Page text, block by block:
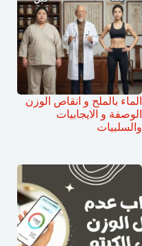
الماء بالملح و انقاص الوزن
الوصفة و الايجابيات
والسلبيات